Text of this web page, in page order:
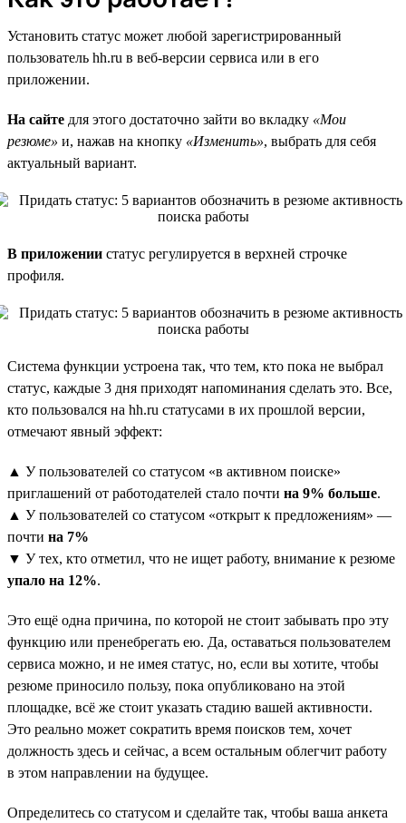
Установить статус может любой зарегистрированный
пользователь hh.ru в веб-версии сервиса или в его
приложении.
На сайте для этого достаточно зайти во вкладку «Мои
резюме» и, нажав на кнопку «Изменить», выбрать для себя
актуальный вариант.
В приложении статус регулируется в верхней строчке
профиля.
Система функции устроена так, что тем, кто пока не выбрал
статус, каждые 3 дня приходят напоминания сделать это. Все,
кто пользовался на hh.ru статусами в их прошлой версии,
отмечают явный эффект:
▲ У пользователей со статусом «в активном поиске»
приглашений от работодателей стало почти на 9% больше.
▲ У пользователей со статусом «открыт к предложениям» —
почти на 7%
▼ У тех, кто отметил, что не ищет работу, внимание к резюме
упало на 12%.
Это ещё одна причина, по которой не стоит забывать про эту
функцию или пренебрегать ею. Да, оставаться пользователем
сервиса можно, и не имея статус, но, если вы хотите, чтобы
резюме приносило пользу, пока опубликовано на этой
площадке, всё же стоит указать стадию вашей активности.
Это реально может сократить время поисков тем, хочет
должность здесь и сейчас, а всем остальным облегчит работу
в этом направлении на будущее.
Определитесь со статусом и сделайте так, чтобы ваша анкета